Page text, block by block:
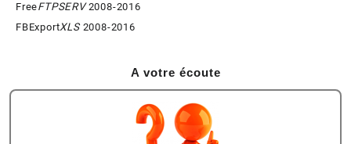
FreeFTPSERV2008-2016
FBExportXLS2008-2016
A votre écoute